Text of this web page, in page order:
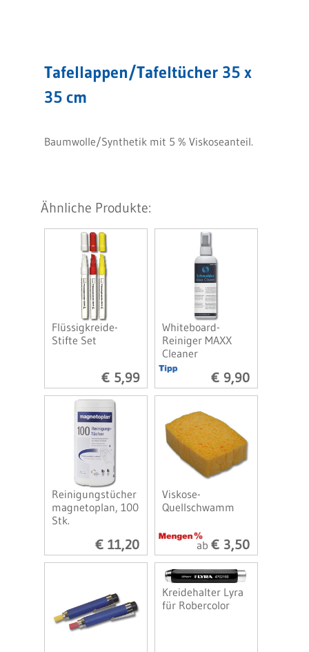
Tafellappen/Tafeltücher 35 x
35 cm
Baumwolle/Synthetik mit 5 % Viskoseanteil.
Ähnliche Produkte:
Flüssigkreide-
Stifte Set
€ 5,99
Whiteboard-
Reiniger MAXX
Cleaner
€ 9,90
Reinigungstücher
magnetoplan, 100
Stk.
€ 11,20
Viskose-
Quellschwamm
ab € 3,50
Kreidehalter Lyra
für Robercolor